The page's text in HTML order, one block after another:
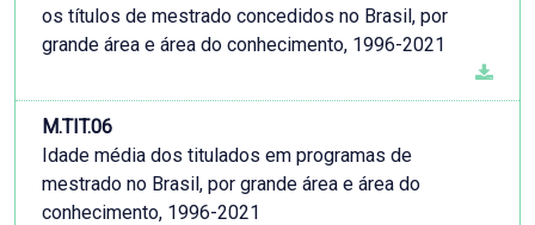
os títulos de mestrado concedidos no Brasil, por
grande área e área do conhecimento, 1996-2021
M.TIT.06
Idade média dos titulados em programas de
mestrado no Brasil, por grande área e área do
conhecimento, 1996-2021